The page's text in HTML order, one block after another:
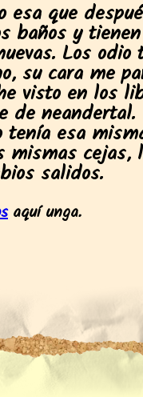
esa que
baños y
Los odio
su cara me
visto en los
de
esa
cejas,
salidos.
aquí unga.